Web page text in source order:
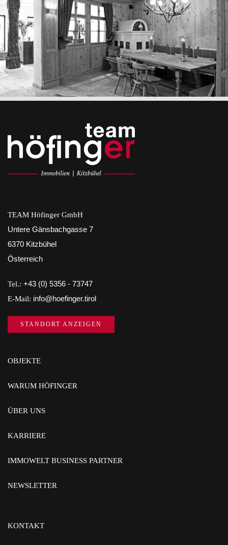
TEAM Höfinger GmbH
Untere Gänsbachgasse 7
6370 Kitzbühel
Österreich
Tel.: +43 (0) 5356 - 73747
E-Mail: info@hoefinger.tirol
STANDORT ANZEIGEN
OBJEKTE
WARUM HÖFINGER
ÜBER UNS
KARRIERE
IMMOWELT BUSINESS PARTNER
NEWSLETTER
KONTAKT